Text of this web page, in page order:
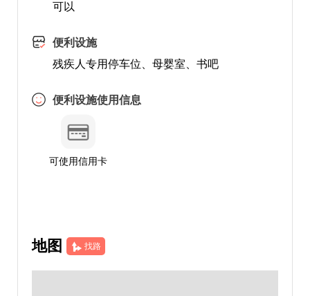
可以
便利设施
残疾人专用停车位、母婴室、书吧
便利设施使用信息
可使用信用卡
地图 找路